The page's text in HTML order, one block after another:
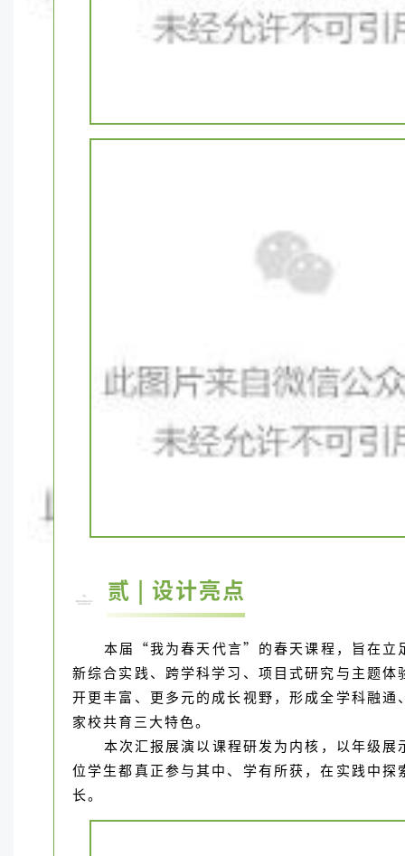
贰 | 设计亮点
本届“我为春天代言”的春天课程，旨在立
新综合实践、跨学科学习、项目式研究与主题体
开更丰富、更多元的成长视野，形成全学科融通
家校共育三大特色。
本次汇报展演以课程研发为内核，以年级展
位学生都真正参与其中、学有所获，在实践中探
长。